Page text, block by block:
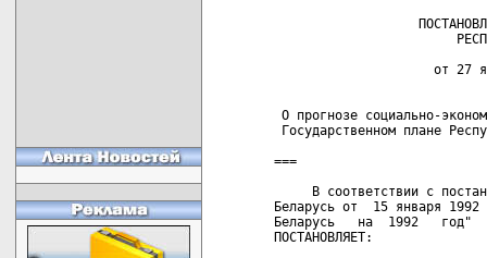
от 27
О прогнозе социально-
Государственном плане
===
В соответствии с
Беларусь от  15 января
Беларусь   на  1992   год"
ПОСТАНОВЛЯЕТ: